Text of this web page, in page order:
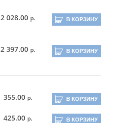
2 028.00 р. В КОРЗИНУ
2 397.00 р. В КОРЗИНУ
355.00 р. В КОРЗИНУ
425.00 р. В КОРЗИНУ